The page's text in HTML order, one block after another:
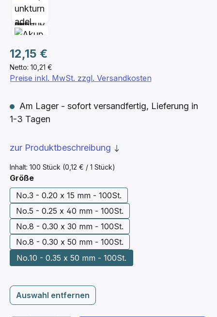
Netto: 10,21 €
Regulärer Preis:
12,15 €
Inhalt: 100 Stück (0,12 € / 1 Stück)
Preise inkl. MwSt. zzgl. Versandkosten
Am Lager - sofort versandfertig, Lieferung in
1-3 Tagen
zur Produktbeschreibung
Größeauswählen
No.3 - 0.20 x 15 mm - 100St.
No.5 - 0.25 x 40 mm - 100St.
No.8 - 0.30 x 30 mm - 100St.
No.8 - 0.30 x 50 mm - 100St.
No.10 - 0.35 x 50 mm - 100St.
Auswahl entfernen